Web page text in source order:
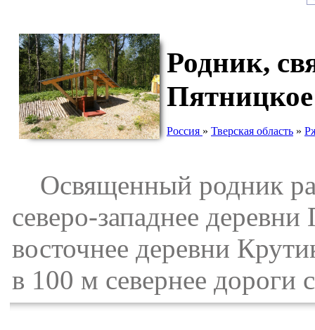
Родник,
Пятницкое
Россия » Тверская область »
Освященный родник
северо-западнее
восточнее деревни
в 100 м севернее дороги